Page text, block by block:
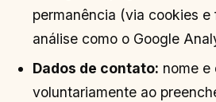
permanência (via cookies e
análise como o Google
Dados de contato: nome e
voluntariamente ao